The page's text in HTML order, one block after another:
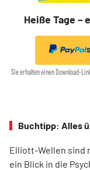
Heiße Tage –
Sie erhalten einen Download-
Buchtipp: Alles
Elliott-Wellen sind
ein Blick in die